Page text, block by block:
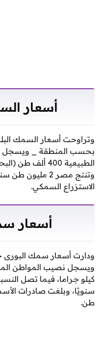
أسعار
بحسب المنطقة _ ويسجل
الطبيعية 400
الاستزراع السمكي.
أسعار
طن.